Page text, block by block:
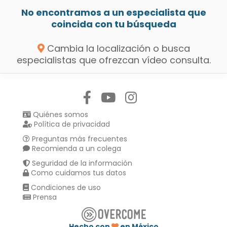
No encontramos a un especialista que
coincida con tu búsqueda
Cambia la localización o busca
especialistas que ofrezcan vídeo consulta.
Quiénes somos
Política de privacidad
Preguntas más frecuentes
Recomienda a un colega
Seguridad de la información
Como cuidamos tus datos
Condiciones de uso
Prensa